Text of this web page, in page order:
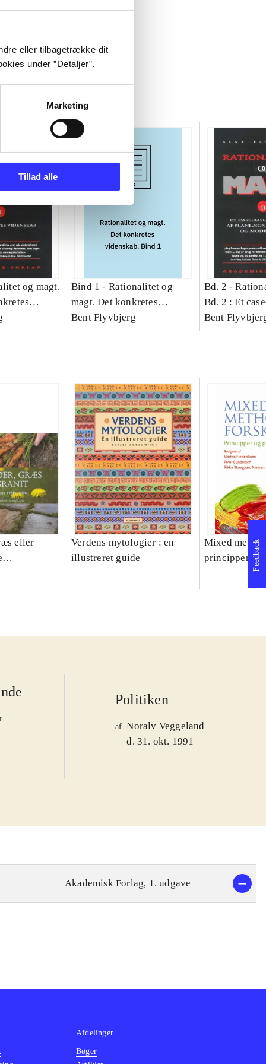
eller tilbagetrække dit
under ”Detaljer”.
Marketing
Tillad alle
og magt.
Bind 1 - Rationalitet og
magt. Det konkretes
videnskab. Bind 1
Bent Flyvbjerg
Bd. 2 -
Bd. 2 : Et
studie af
Bent
eller
Verdens mytologier : en
illustreret guide
Mixed
principper og
Politiken
af Noralv Veggeland
d. 31. okt. 1991
Akademisk Forlag, 1. udgave
Feedback
Afdelinger
Bøger